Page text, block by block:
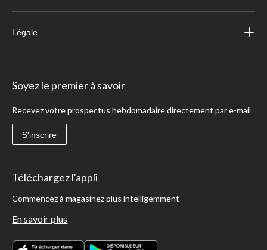
Légale
Soyez le premier à savoir
Recevez votre prospectus hebdomadaire directement par e-mail
S'inscrire
Téléchargez l'appli
Commencez à magasinez plus intelligemment
En savoir plus